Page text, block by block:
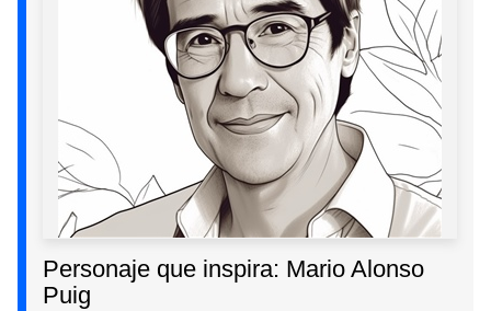
Personaje que inspira: Mario Alonso
Puig